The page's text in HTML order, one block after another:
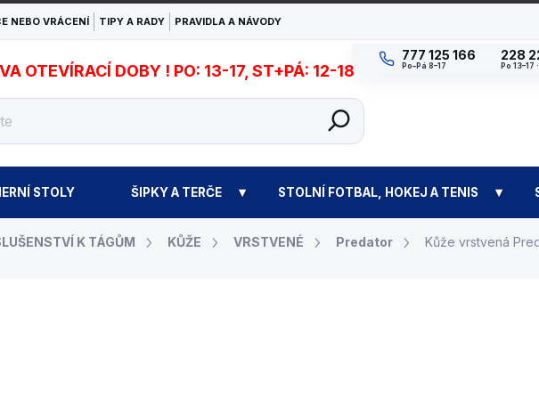
NEBO VRÁCENÍ TIPY A RADY PRAVIDLA A NÁVODY
777 125 166
Po–Pá 8–17
228
Po 13–17
OTEVÍRACÍ DOBY ! PO: 13-17, ST+PÁ: 12-18
STOLY ŠIPKY A TERČE STOLNÍ FOTBAL, HOKEJ A TENIS
K TÁGŮM KŮŽE VRSTVENÉ Predator Kůže vrstvená